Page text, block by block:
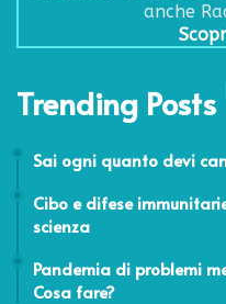
anche
Trending Posts
Sai ogni quanto devi
Cibo e difese
scienza
Pandemia di problemi
Cosa fare?